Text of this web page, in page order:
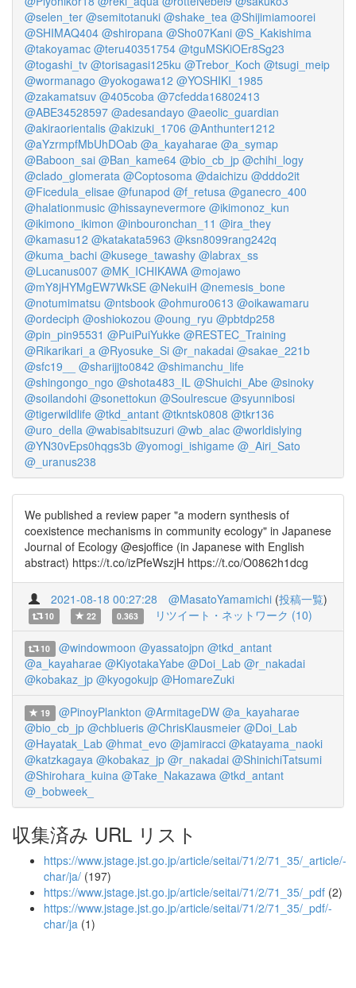
@selen_ter @semitotanuki @shake_tea @Shijimiamoorei
@SHIMAQ404 @shiropana @Sho07Kani @S_Kakishima
@takoyamac @teru40351754 @tguMSKiOEr8Sg23
@togashi_tv @torisagasi125ku @Trebor_Koch @tsugi_meip
@wormanago @yokogawa12 @YOSHIKI_1985
@zakamatsuv @405coba @7cfedda16802413
@ABE34528597 @adesandayo @aeolic_guardian
@akiraorientalis @akizuki_1706 @Anthunter1212
@aYzrmpfMbUhDOab @a_kayaharae @a_symap
@Baboon_sai @Ban_kame64 @bio_cb_jp @chihi_logy
@clado_glomerata @Coptosoma @daichizu @dddo2it
@Ficedula_elisae @funapod @f_retusa @ganecro_400
@halationmusic @hissaynevermore @ikimonoz_kun
@ikimono_ikimon @inbouronchan_11 @ira_they
@kamasu12 @katakata5963 @ksn8099rang242q
@kuma_bachi @kusege_tawashy @labrax_ss
@Lucanus007 @MK_ICHIKAWA @mojawo
@mY8jHYMgEW7WkSE @NekuiH @nemesis_bone
@notumimatsu @ntsbook @ohmuro0613 @oikawamaru
@ordeciph @oshiokozou @oung_ryu @pbtdp258
@pin_pin95531 @PuiPuiYukke @RESTEC_Training
@Rikarikari_a @Ryosuke_Si @r_nakadai @sakae_221b
@sfc19__
@sharijjto0842 @shimanchu_life
@shingongo_ngo @shota483_IL @Shuichi_Abe @sinoky
@soilandohi @sonettokun @Soulrescue @syunnibosi
@tigerwildlife @tkd_antant @tkntsk0808 @tkr136
@uro_della @wabisabitsuzuri @wb_alac @worldislying
@YN30vEps0hqgs3b @yomogi_ishigame @_Airi_Sato
@_uranus238
We published a review paper "a modern synthesis of
coexistence mechanisms in community ecology" in Japanese
Journal of Ecology @esjoffice (in Japanese with English
abstract) https://t.co/izPfeWszjH https://t.co/O0862h1dcg
2021-08-18 00:27:28 @MasatoYamamichi (投稿一覧)
10 22 0.363 リツイート・ネットワーク (10)
10 @windowmoon @yassatojpn @tkd_antant
@a_kayaharae @KiyotakaYabe @Doi_Lab @r_nakadai
@kobakaz_jp @kyogokujp @HomareZuki
19 @PinoyPlankton @ArmitageDW @a_kayaharae
@bio_cb_jp @chblueris @ChrisKlausmeier @Doi_Lab
@Hayatak_Lab @hmat_evo @jamiracci @katayama_naoki
@katzkagaya @kobakaz_jp @r_nakadai @ShinichiTatsumi
@Shirohara_kuina @Take_Nakazawa @tkd_antant
@_bobweek_
収集済み URL リスト
https://www.jstage.jst.go.jp/article/seitai/71/2/71_35/_article/-
char/ja/ (197)
https://www.jstage.jst.go.jp/article/seitai/71/2/71_35/_pdf (2)
https://www.jstage.jst.go.jp/article/seitai/71/2/71_35/_pdf/-
char/ja (1)